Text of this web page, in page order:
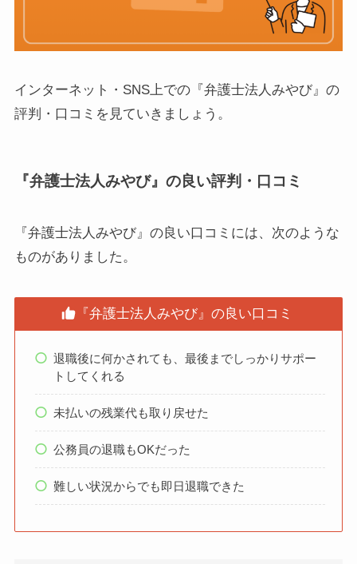
インターネット・SNS上での『弁護士法人みやび』の
評判・口コミを見ていきましょう。
『弁護士法人みやび』の良い評判・口コミ
『弁護士法人みやび』の良い口コミには、次のような
ものがありました。
『弁護士法人みやび』の良い口コミ
退職後に何かされても、最後までしっかりサポー
トしてくれる
未払いの残業代も取り戻せた
公務員の退職もOKだった
難しい状況からでも即日退職できた